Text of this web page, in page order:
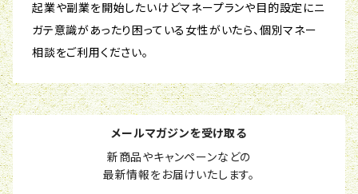
起業や副業を開始したいけどマネープランや目的設定にニ
ガテ意識があったり困っている女性がいたら、個別マネー
相談をご利用ください。
メールマガジンを受け取る
新商品やキャンペーンなどの
最新情報をお届けいたします。